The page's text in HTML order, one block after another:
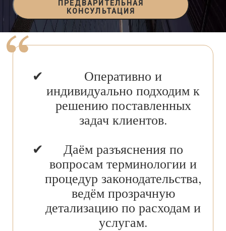
ПРЕДВАРИТЕЛЬНАЯ
КОНСУЛЬТАЦИЯ
Оперативно и
индивидуально подходим к
решению поставленных
задач клиентов.
Даём разъяснения по
вопросам терминологии и
процедур законодательства,
ведём прозрачную
детализацию по расходам и
услугам.